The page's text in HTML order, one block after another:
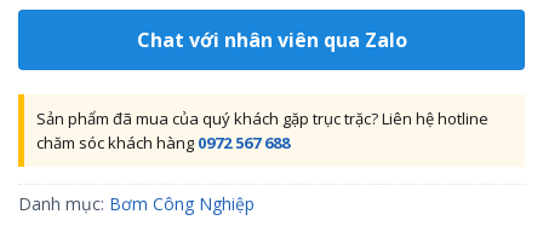
Chat với nhân viên qua Zalo
Sản phẩm đã mua của quý khách gặp trục trặc? Liên hệ hotline
chăm sóc khách hàng 0972 567 688
Danh mục: Bơm Công Nghiệp